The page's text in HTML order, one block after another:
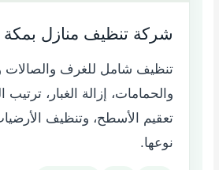
شركة تنظيف منازل بمكة
تنظيف شامل للغرف والصالات
والحمامات، إزالة الغبار، ترتيب
تعقيم الأسطح، وتنظيف
نوعها.